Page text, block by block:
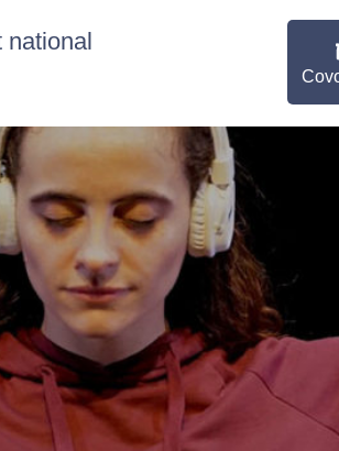
national